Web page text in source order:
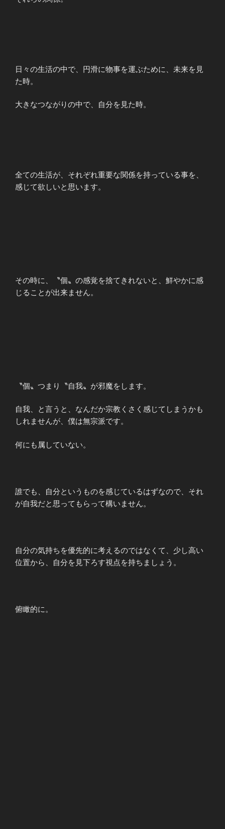
日々の生活の中で、円滑に物事を運ぶために、未来を見
た時。
大きなつながりの中で、自分を見た時。
全ての生活が、それぞれ重要な関係を持っている事を、
感じて欲しいと思います。
その時に、〝個〟の感覚を捨てきれないと、鮮やかに感
じることが出来ません。
〝個〟つまり〝自我〟が邪魔をします。
自我、と言うと、なんだか宗教くさく感じてしまうかも
しれませんが、僕は無宗派です。
何にも属していない。
誰でも、自分というものを感じているはずなので、それ
が自我だと思ってもらって構いません。
自分の気持ちを優先的に考えるのではなくて、少し高い
位置から、自分を見下ろす視点を持ちましょう。
俯瞰的に。